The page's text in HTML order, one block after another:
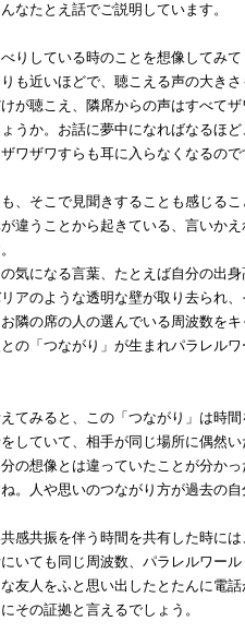
なたとえ話でご説明しています。
りしている時のことを想像してみ
も近いほどで、聴こえる声の大き
が聴こえ、隣席からの声はすべてザ
うか。お話に夢中になればなるほ
ワザワすらも耳に入らなくなるの
、そこで見聞きすることも感じるこ
違うことから起きている、言いかえ
気になる言葉、たとえば自分の出身
アのような透明な壁が取り去られ
隣の席の人の選んでいる周波数を
の「つながり」が生まれパラレル
てみると、この「つながり」は時
していて、相手が同じ場所に偶然い
の想像とは違っていたことが分か
。人や思いのつながり方が過去の
感共振を伴う時間を共有した時には
いても同じ周波数、パラレルワー
友人をふと思い出したとたんに電
その証拠と言えるでしょう。